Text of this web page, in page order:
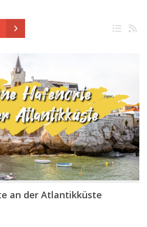
an der Atlantikküste